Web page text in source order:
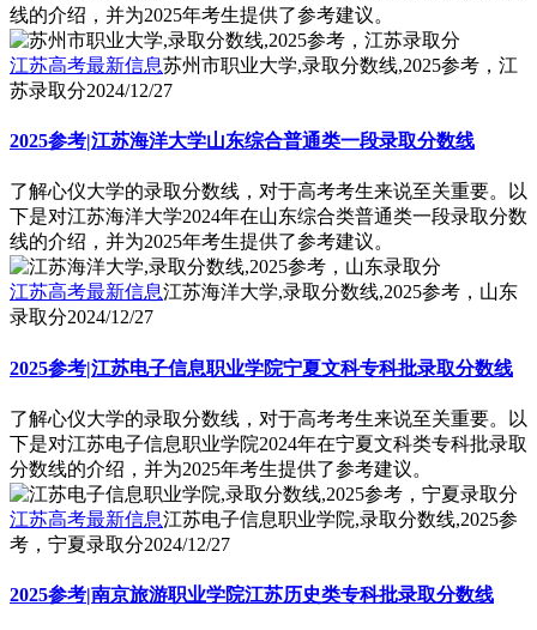
线的介绍，并为2025年考生提供了参考建议。
江苏高考最新信息苏州市职业大学,录取分数线,2025参考，江
苏录取分2024/12/27
2025参考|江苏海洋大学山东综合普通类一段录取分数线
了解心仪大学的录取分数线，对于高考考生来说至关重要。以
下是对江苏海洋大学2024年在山东综合类普通类一段录取分数
线的介绍，并为2025年考生提供了参考建议。
江苏高考最新信息江苏海洋大学,录取分数线,2025参考，山东
录取分2024/12/27
2025参考|江苏电子信息职业学院宁夏文科专科批录取分数线
了解心仪大学的录取分数线，对于高考考生来说至关重要。以
下是对江苏电子信息职业学院2024年在宁夏文科类专科批录取
分数线的介绍，并为2025年考生提供了参考建议。
江苏高考最新信息江苏电子信息职业学院,录取分数线,2025参
考，宁夏录取分2024/12/27
2025参考|南京旅游职业学院江苏历史类专科批录取分数线